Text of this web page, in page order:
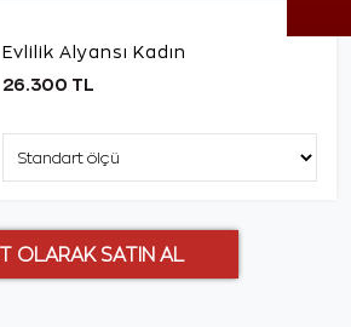
Evlilik Alyansı Kadın
26.300 TL